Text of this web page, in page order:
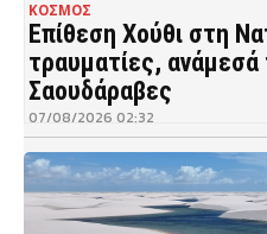
ΚΟΣΜΟΣ
Επίθεση Χούθι στη
τραυματίες,
Σαουδάραβες
07/08/2026 02:32